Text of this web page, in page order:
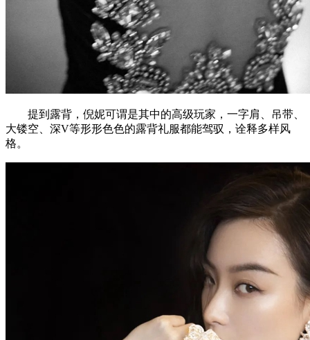
提到露背，倪妮可谓是其中的高级玩家，一字肩、吊带、
大镂空、深V等形形色色的露背礼服都能驾驭，诠释多样风
格。